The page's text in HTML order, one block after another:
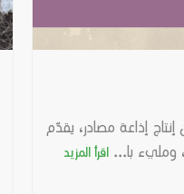
إذاعة مصادر، يقدّم
ومليء با... اقرأ المزيد